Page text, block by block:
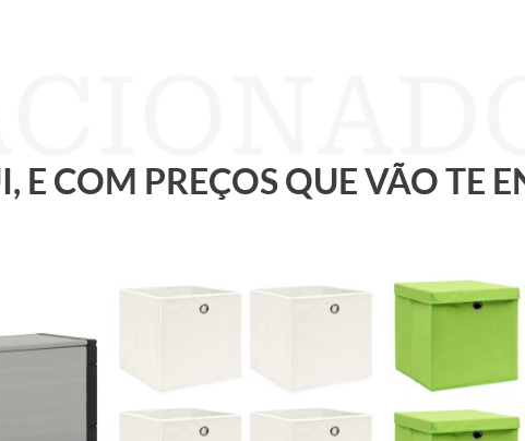
E COM PREÇOS QUE VÃO TE